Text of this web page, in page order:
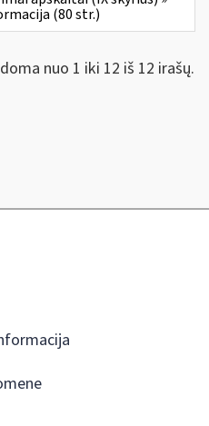
(80 str.)
nuo 1 iki 12 iš 12 irašų.